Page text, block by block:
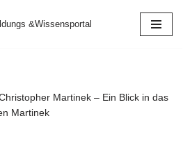
&Wissensportal
Martinek – Ein Blick in das
Martinek